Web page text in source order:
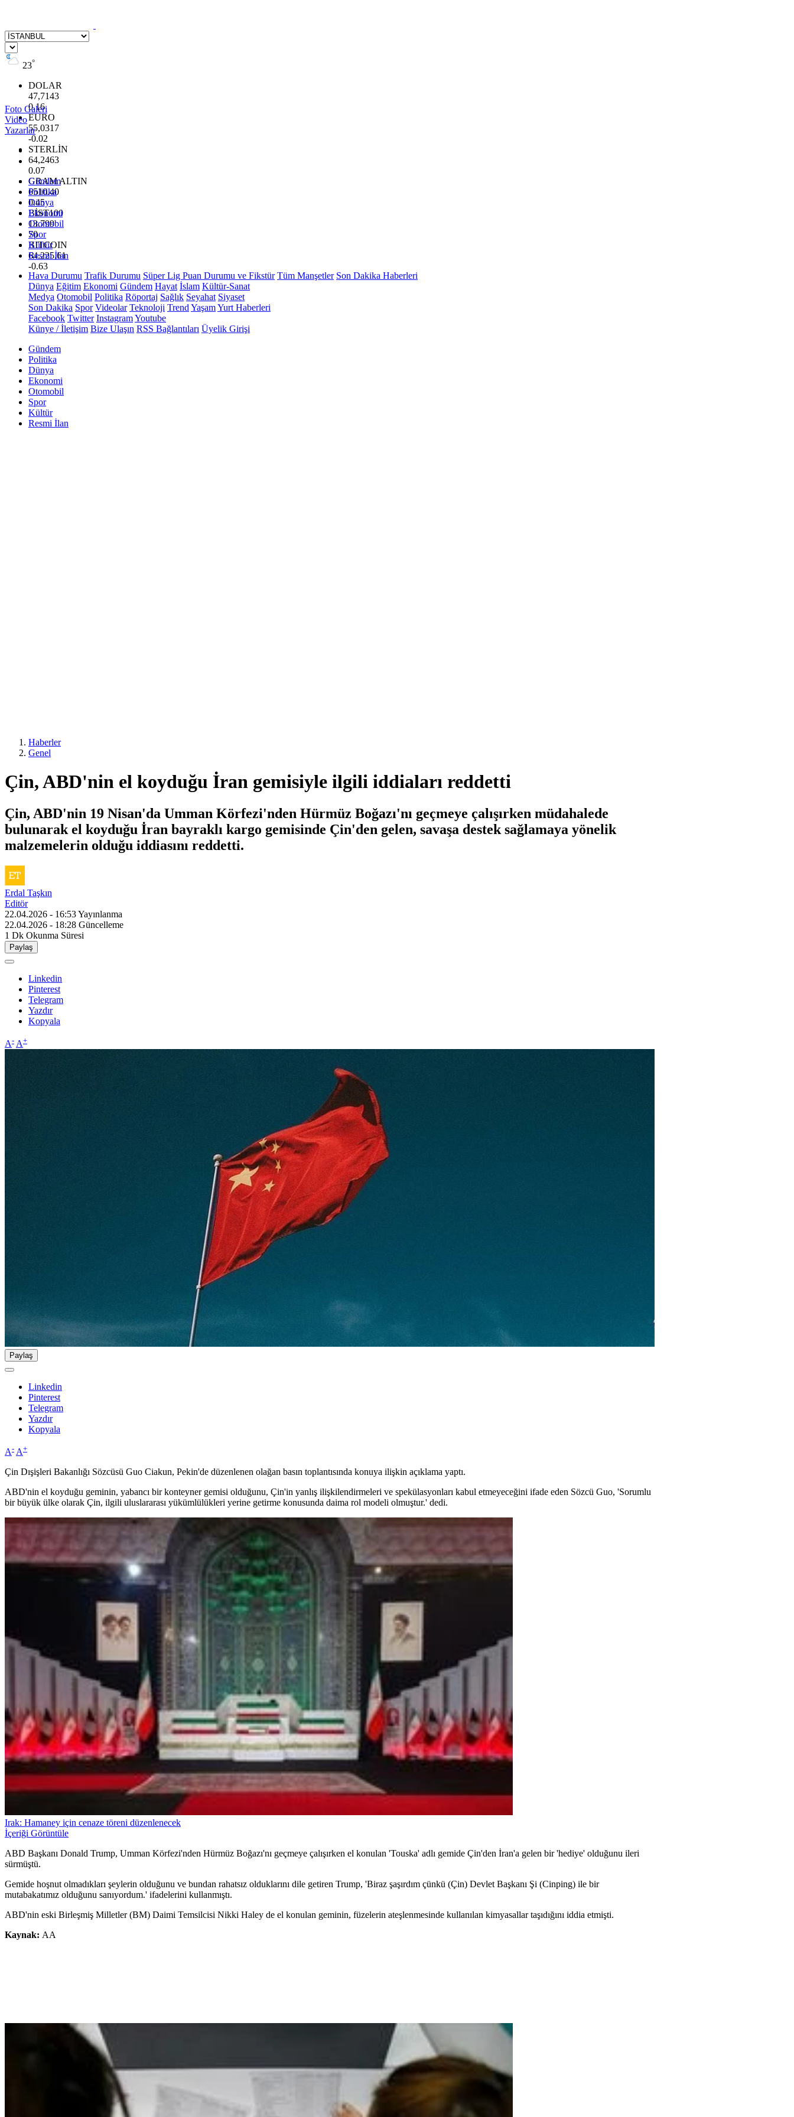
23°
DOLAR
47,7143
0.16
EURO
55,0317
-0.02
STERLİN
64,2463
0.07
GRAM ALTIN
6510.40
0.45
BİST100
13.799
70
BITCOIN
64.225,61
-0.63
Foto Galeri
Video
Yazarlar
Gündem
Politika
Dünya
Ekonomi
Otomobil
Spor
Kültür
Resmi İlan
Hava Durumu Trafik Durumu Süper Lig Puan Durumu ve Fikstür Tüm Manşetler Son Dakika Haberleri
Dünya Eğitim Ekonomi Gündem Hayat İslam Kültür-Sanat
Medya Otomobil Politika Röportaj Sağlık Seyahat Siyaset
Son Dakika Spor Videolar Teknoloji Trend YaşamYurt Haberleri
Facebook Twitter InstagramYoutube
Künye / İletişim Bize Ulaşın RSS Bağlantıları Üyelik Girişi
Gündem
Politika
Dünya
Ekonomi
Otomobil
Spor
Kültür
Resmi İlan
Haberler
Genel
Çin, ABD'nin el koyduğu İran gemisiyle ilgili iddiaları reddetti
Çin, ABD'nin 19 Nisan'da Umman Körfezi'nden Hürmüz Boğazı'nı geçmeye çalışırken müdahalede
bulunarak el koyduğu İran bayraklı kargo gemisinde Çin'den gelen, savaşa destek sağlamaya yönelik
malzemelerin olduğu iddiasını reddetti.
Erdal Taşkın
Editör
22.04.2026 - 16:53Yayınlanma
22.04.2026 - 18:28 Güncelleme
1 Dk Okunma Süresi
Paylaş
Linkedin
Pinterest
Telegram
Yazdır
Kopyala
A- A+
Paylaş
Linkedin
Pinterest
Telegram
Yazdır
Kopyala
A- A+
Çin Dışişleri Bakanlığı Sözcüsü Guo Ciakun, Pekin'de düzenlenen olağan basın toplantısında konuya ilişkin açıklama yaptı.
ABD'nin el koyduğu geminin, yabancı bir konteyner gemisi olduğunu, Çin'in yanlış ilişkilendirmeleri ve spekülasyonları kabul etmeyeceğini ifade eden Sözcü Guo, 'Sorumlu
bir büyük ülke olarak Çin, ilgili uluslararası yükümlülükleri yerine getirme konusunda daima rol modeli olmuştur.' dedi.
Irak: Hamaney için cenaze töreni düzenlenecek
İçeriği Görüntüle
ABD Başkanı Donald Trump, Umman Körfezi'nden Hürmüz Boğazı'nı geçmeye çalışırken el konulan 'Touska' adlı gemide Çin'den İran'a gelen bir 'hediye' olduğunu ileri
sürmüştü.
Gemide hoşnut olmadıkları şeylerin olduğunu ve bundan rahatsız olduklarını dile getiren Trump, 'Biraz şaşırdım çünkü (Çin) Devlet Başkanı Şi (Cinping) ile bir
mutabakatımız olduğunu sanıyordum.' ifadelerini kullanmıştı.
ABD'nin eski Birleşmiş Milletler (BM) Daimi Temsilcisi Nikki Haley de el konulan geminin, füzelerin ateşlenmesinde kullanılan kimyasallar taşıdığını iddia etmişti.
Kaynak: AA